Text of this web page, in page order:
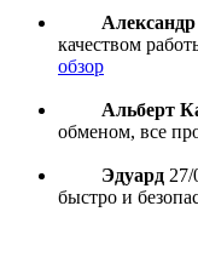
Александр
качеством
обзор
Альберт
обменом, все
Эдуард 27/
быстро и